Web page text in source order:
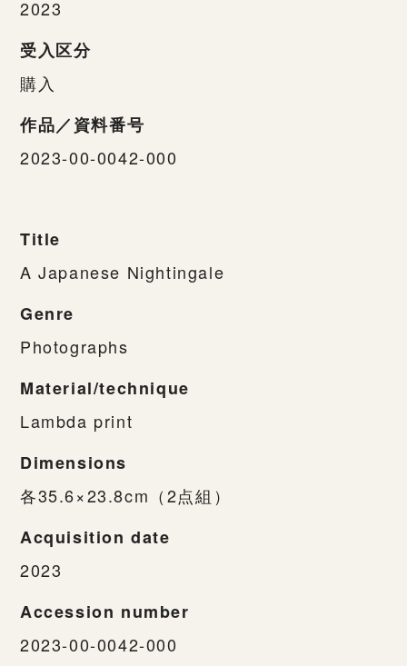
2023
受入区分
購入
作品／資料番号
2023-00-0042-000
Title
A Japanese Nightingale
Genre
Photographs
Material/technique
Lambda print
Dimensions
各35.6×23.8cm（2点組）
Acquisition date
2023
Accession number
2023-00-0042-000